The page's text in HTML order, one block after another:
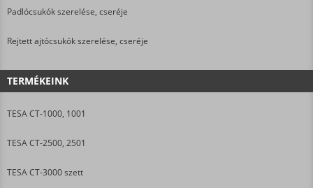
Padlócsukók szerelése, cseréje
Rejtett ajtócsukók szerelése, cseréje
TERMÉKEINK
TESA CT-1000, 1001
TESA CT-2500, 2501
TESA CT-3000 szett